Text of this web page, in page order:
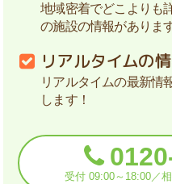
地域密着でどこよりも
の施設の情報がありま
リアルタイムの
リアルタイムの最新情
します！
受付 09:00～18:00／